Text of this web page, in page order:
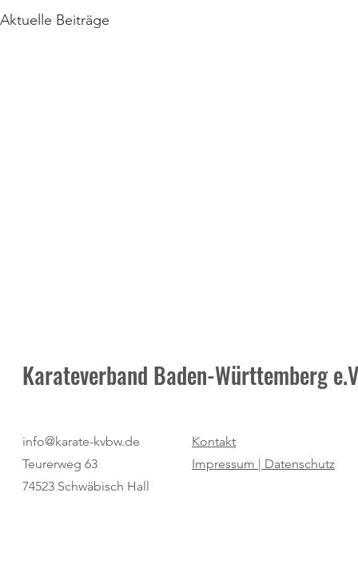
Aktuelle Beiträge
"Körperliche Gesundheit durch
gezielte Bewegung fördern"
Gegenwart in
Karateverband Baden-Württemberg
info@karate-kvbw.de
Teurerweg 63
74523 Schwäbisch Hall
Kontakt
Impressum | Datenschutz